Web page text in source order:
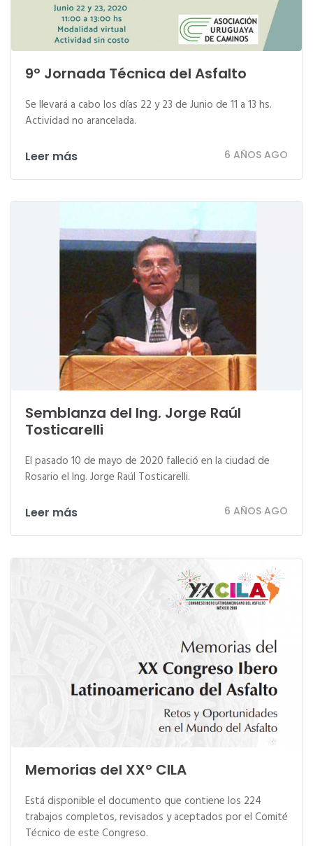
9º Jornada Técnica del Asfalto
Se llevará a cabo los días 22 y 23 de Junio de 11 a 13 hs.
Actividad no arancelada.
Leer más 6 AÑOS AGO
Semblanza del Ing. Jorge Raúl
Tosticarelli
El pasado 10 de mayo de 2020 falleció en la ciudad de
Rosario el Ing. Jorge Raúl Tosticarelli.
Leer más 6 AÑOS AGO
Memorias del XXº CILA
Está disponible el documento que contiene los 224
trabajos completos, revisados y aceptados por el Comité
Técnico de este Congreso.